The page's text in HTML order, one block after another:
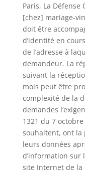
Paris, La Défense
[chez] mariage-
doit être
d’identité en
de l’adresse à
demandeur. La
suivant la
mois peut être
complexité de la
demandes
1321 du 7
souhaitent, ont la
leurs données
d’information sur
site Internet de la